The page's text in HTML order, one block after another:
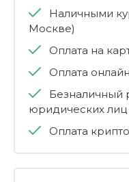
Наличными
Москве)
Оплата на
Оплата
Безналичный
юридических лиц
Оплата